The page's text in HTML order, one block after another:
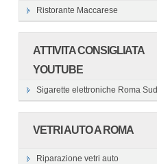
Ristorante Maccarese
ATTIVITA CONSIGLIATA
YOUTUBE
Sigarette elettroniche Roma Sud
VETRI AUTO A ROMA
Riparazione vetri auto